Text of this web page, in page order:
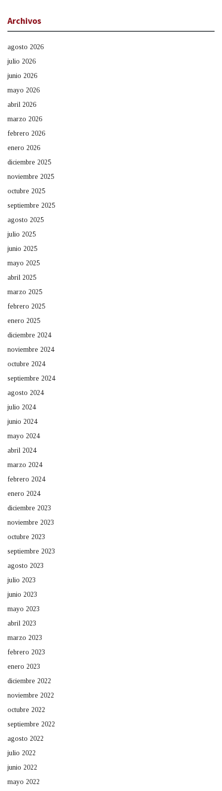
Archivos
agosto 2026
julio 2026
junio 2026
mayo 2026
abril 2026
marzo 2026
febrero 2026
enero 2026
diciembre 2025
noviembre 2025
octubre 2025
septiembre 2025
agosto 2025
julio 2025
junio 2025
mayo 2025
abril 2025
marzo 2025
febrero 2025
enero 2025
diciembre 2024
noviembre 2024
octubre 2024
septiembre 2024
agosto 2024
julio 2024
junio 2024
mayo 2024
abril 2024
marzo 2024
febrero 2024
enero 2024
diciembre 2023
noviembre 2023
octubre 2023
septiembre 2023
agosto 2023
julio 2023
junio 2023
mayo 2023
abril 2023
marzo 2023
febrero 2023
enero 2023
diciembre 2022
noviembre 2022
octubre 2022
septiembre 2022
agosto 2022
julio 2022
junio 2022
mayo 2022